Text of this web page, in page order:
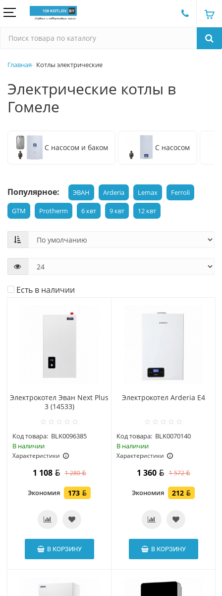
Главная Котлы электрические
Электрические котлы в
Гомеле
С насосом и баком С насосом
Популярное: ЭВАН Arderia Lemax Ferroli
GTM Protherm 6 квт 9 квт 12 квт
Есть в наличии
Электрокотел Эван Next Plus
3 (14533)
Код товара: BLK0096385
В наличии
Характеристики
1 108 1 280
Экономия 173
В КОРЗИНУ
Электрокотел Arderia E4
Код товара: BLK0070140
В наличии
Характеристики
1 360 1 572
Экономия 212
В КОРЗИНУ